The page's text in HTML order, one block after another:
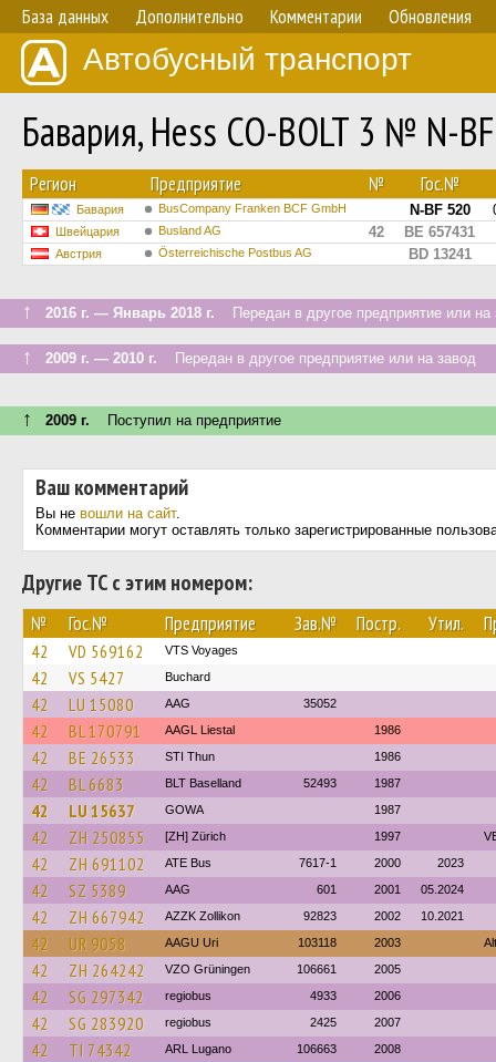
База данных Дополнительно Комментарии Обновления
Автобусный транспорт
Бавария, Hess CO-BOLT 3 № N-
Регион Предприятие № Гос.№
Бавария BusCompany Franken BCF GmbH N-BF 520
Швейцария Busland AG 42 BE 657431
Австрия Österreichische Postbus AG BD 13241
↑ 2016 г. — Январь 2018 г. Передан в другое предприятие или на
↑ 2009 г. — 2010 г. Передан в другое предприятие или на завод
↑ 2009 г. Поступил на предприятие
Ваш комментарий
Вы не вошли на сайт.
Комментарии могут оставлять только зарегистрированные
Другие ТС с этим номером:
№ Гос.№ Предприятие Зав.№ Постр. Утил.
42 VD 569162 VTS Voyages
42 VS 5427 Buchard
42 LU 15080 AAG 35052
42 BL 170791 AAGL Liestal 1986
42 BE 26533 STI Thun 1986
42 BL 6683 BLT Baselland 52493 1987
42 LU 15637 GOWA 1987
42 ZH 250855 [ZH] Zürich 1997
42 ZH 691102 ATE Bus 7617-1 2000 2023
42 SZ 5389 AAG 601 2001 05.2024
42 ZH 667942 AZZK Zollikon 92823 2002 10.2021
42 UR 9058 AAGU Uri 103118 2003
42 ZH 264242 VZO Grüningen 106661 2005
42 SG 297342 regiobus 4933 2006
42 SG 283920 regiobus 2425 2007
42 TI 74342 ARL Lugano 106663 2008